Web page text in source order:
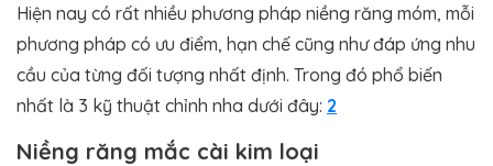
Hiện nay có rất nhiều phương pháp niềng răng móm, mỗi
phương pháp có ưu điểm, hạn chế cũng như đáp ứng nhu
cầu của từng đối tượng nhất định. Trong đó phổ biến
nhất là 3 kỹ thuật chỉnh nha dưới đây: 2
Niềng răng mắc cài kim loại